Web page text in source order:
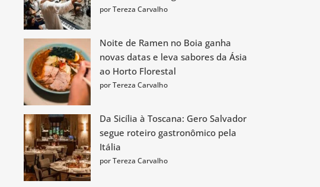
por Tereza Carvalho
Noite de Ramen no Boia ganha
novas datas e leva sabores da Ásia
ao Horto Florestal
por Tereza Carvalho
Da Sicília à Toscana: Gero Salvador
segue roteiro gastronômico pela
Itália
por Tereza Carvalho